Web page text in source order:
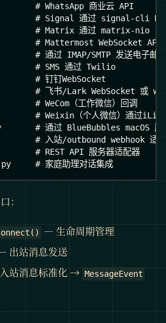
# WhatsApp 商业云 API
# Signal 通过 signal-cli
# Matrix 通过 matrix-nio（可
# Mattermost WebSocket API
# 通过 IMAP/SMTP 发送电子邮件
# SMS 通过 Twilio
# 钉钉WebSocket
# 飞书/Lark WebSocket 或
# WeCom（工作微信）回调
# Weixin（个人微信）通过
# 通过 BlueBubbles macOS 服
# 入站/outbound webhook 适
# REST API 服务器适配器
# 家庭助理对话集成
：
— 生命周期管理
出站消息发送
站消息标准化 → MessageEvent